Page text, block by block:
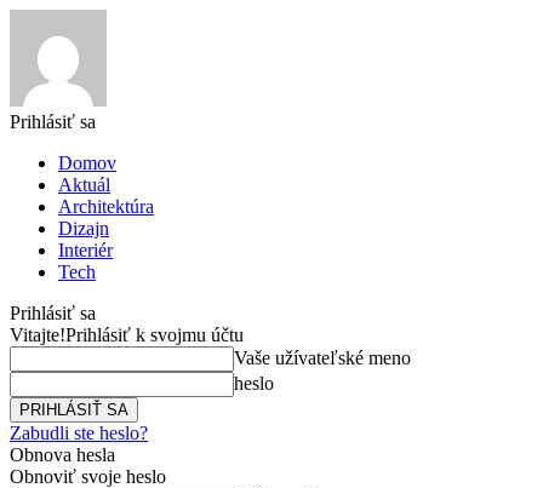
Prihlásiť sa
Domov
Aktuál
Architektúra
Dizajn
Interiér
Tech
Prihlásiť sa
Vitajte!Prihlásiť k svojmu účtu
Vaše užívateľské meno
heslo
Zabudli ste heslo?
Obnova hesla
Obnoviť svoje heslo